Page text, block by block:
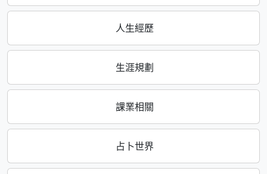
人生經歷
生涯規劃
課業相關
占卜世界